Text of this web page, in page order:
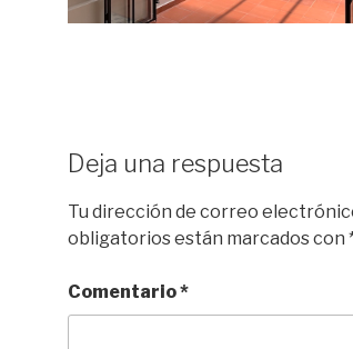
Deja una respuesta
Tu dirección de correo
obligatorios están marcados con
Comentario*